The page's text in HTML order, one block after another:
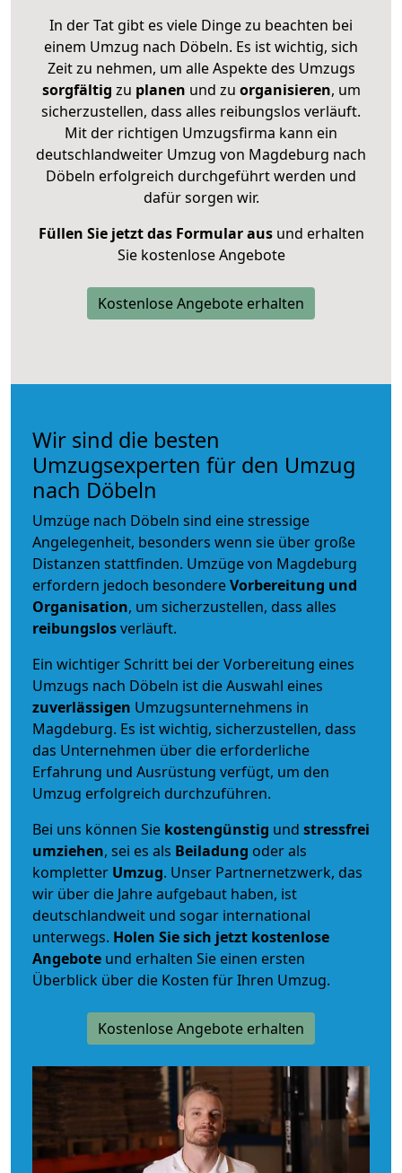
In der Tat gibt es viele Dinge zu beachten bei
einem Umzug nach Döbeln. Es ist wichtig, sich
Zeit zu nehmen, um alle Aspekte des Umzugs
sorgfältig zu planen und zu organisieren, um
sicherzustellen, dass alles reibungslos verläuft.
Mit der richtigen Umzugsfirma kann ein
deutschlandweiter Umzug von Magdeburg nach
Döbeln erfolgreich durchgeführt werden und
dafür sorgen wir.
Füllen Sie jetzt das Formular ausund erhalten
Sie kostenlose Angebote
Kostenlose Angebote erhalten
Wir sind die besten
Umzugsexperten für den Umzug
nach Döbeln
Umzüge nach Döbeln sind eine stressige
Angelegenheit, besonders wenn sie über große
Distanzen stattfinden. Umzüge von Magdeburg
erfordern jedoch besondereVorbereitung und
Organisation, um sicherzustellen, dass alles
reibungslosverläuft.
Ein wichtiger Schritt bei der Vorbereitung eines
Umzugs nach Döbeln ist die Auswahl eines
zuverlässigen Umzugsunternehmens in
Magdeburg. Es ist wichtig, sicherzustellen, dass
das Unternehmen über die erforderliche
Erfahrung und Ausrüstung verfügt, um den
Umzug erfolgreich durchzuführen.
Bei uns können Sie kostengünstig und stressfrei
umziehen, sei es als Beiladung oder als
kompletter Umzug. Unser Partnernetzwerk, das
wir über die Jahre aufgebaut haben, ist
deutschlandweit und sogar international
unterwegs. Holen Sie sich jetzt kostenlose
Angebote und erhalten Sie einen ersten
Überblick über die Kosten für Ihren Umzug.
Kostenlose Angebote erhalten